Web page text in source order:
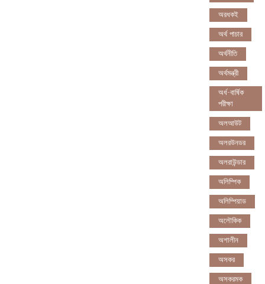
অরধকই
অর্থ পাচার
অর্থনীতি
অর্থমন্ত্রী
অর্ধ-বার্ষিক
পরীক্ষা
অলআউট
অলরউনডর
অলরাউন্ডার
অলিম্পিক
অলিম্পিয়াড
অলৌকিক
অশালীন
অসকর
অসকরমক